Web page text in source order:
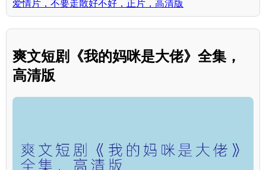
爱情片，不要走散好不好，正片，高清版
爽文短剧《我的妈咪是大佬》全集，
高清版